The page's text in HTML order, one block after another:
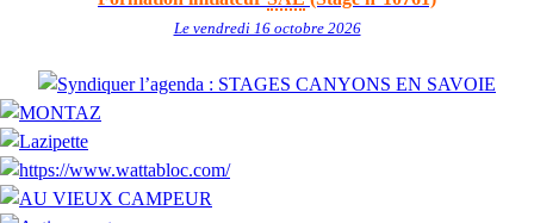
Le vendredi 16 octobre 2026